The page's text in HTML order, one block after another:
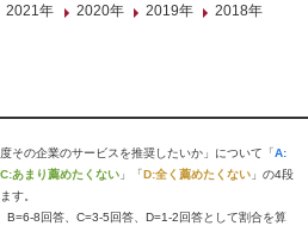
2021年 2020年 2019年
2018年
その企業のサービスを推奨したいか」について「A:
C:あまり薦めたくない 」「D:全く薦めたくない 」の4段
す。
8回答、C=3-5回答、D=1-2回答として割合を算